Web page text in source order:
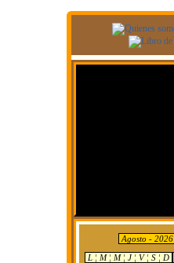
Agosto - 2026
L ¦ M ¦ M ¦ J ¦ V ¦ S ¦ D